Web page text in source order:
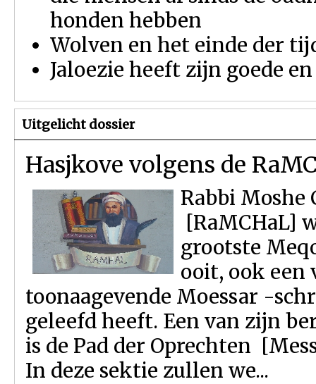
honden hebben
Wolven en het einde der
Jaloezie heeft zijn goede
Uitgelicht dossier
Hasjkove volgens de
Rabbi Moshe
[RaMCHaL]
grootste
ooit, ook een
toonaagevende Moessar -
geleefd heeft. Een van zijn
is de Pad der Oprechten
In deze sektie zullen we...